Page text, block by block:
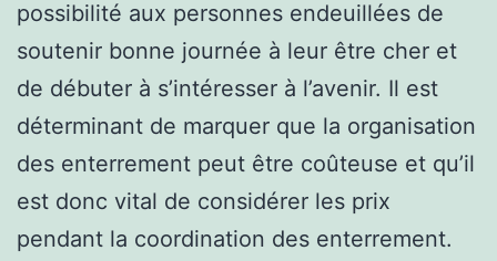
possibilité aux personnes endeuillées de
soutenir bonne journée à leur être cher et
de débuter à s’intéresser à l’avenir. Il est
déterminant de marquer que la organisation
des enterrement peut être coûteuse et qu’il
est donc vital de considérer les prix
pendant la coordination des enterrement.